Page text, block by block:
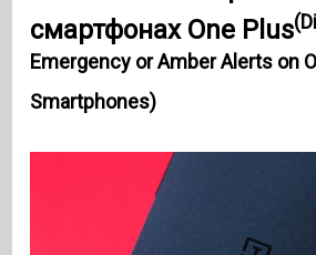
смартфонах One Plus
Emergency or Amber Alerts on
Smartphones)